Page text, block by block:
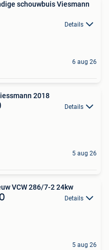
schouwbuis Viesmann
Details
6 aug 26
2018
Details
5 aug 26
vaillant nieuw VCW 286/7-2 24kw
Details
5 aug 26